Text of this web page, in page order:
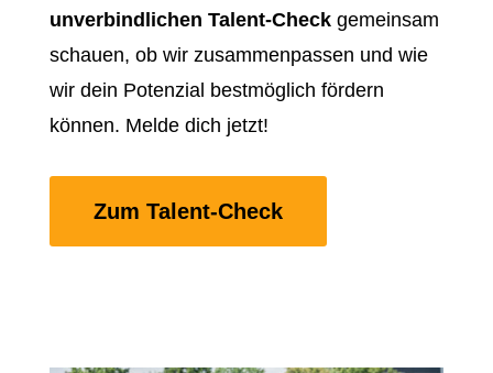
unverbindlichen Talent-Check gemeinsam
schauen, ob wir zusammenpassen und wie
wir dein Potenzial bestmöglich fördern
können. Melde dich jetzt!
Zum Talent-Check